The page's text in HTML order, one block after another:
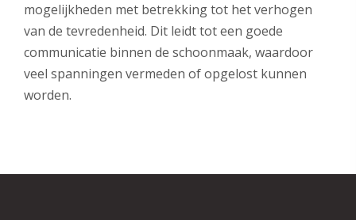
mogelijkheden met betrekking tot het verhogen
van de tevredenheid. Dit leidt tot een goede
communicatie binnen de schoonmaak, waardoor
veel spanningen vermeden of opgelost kunnen
worden.